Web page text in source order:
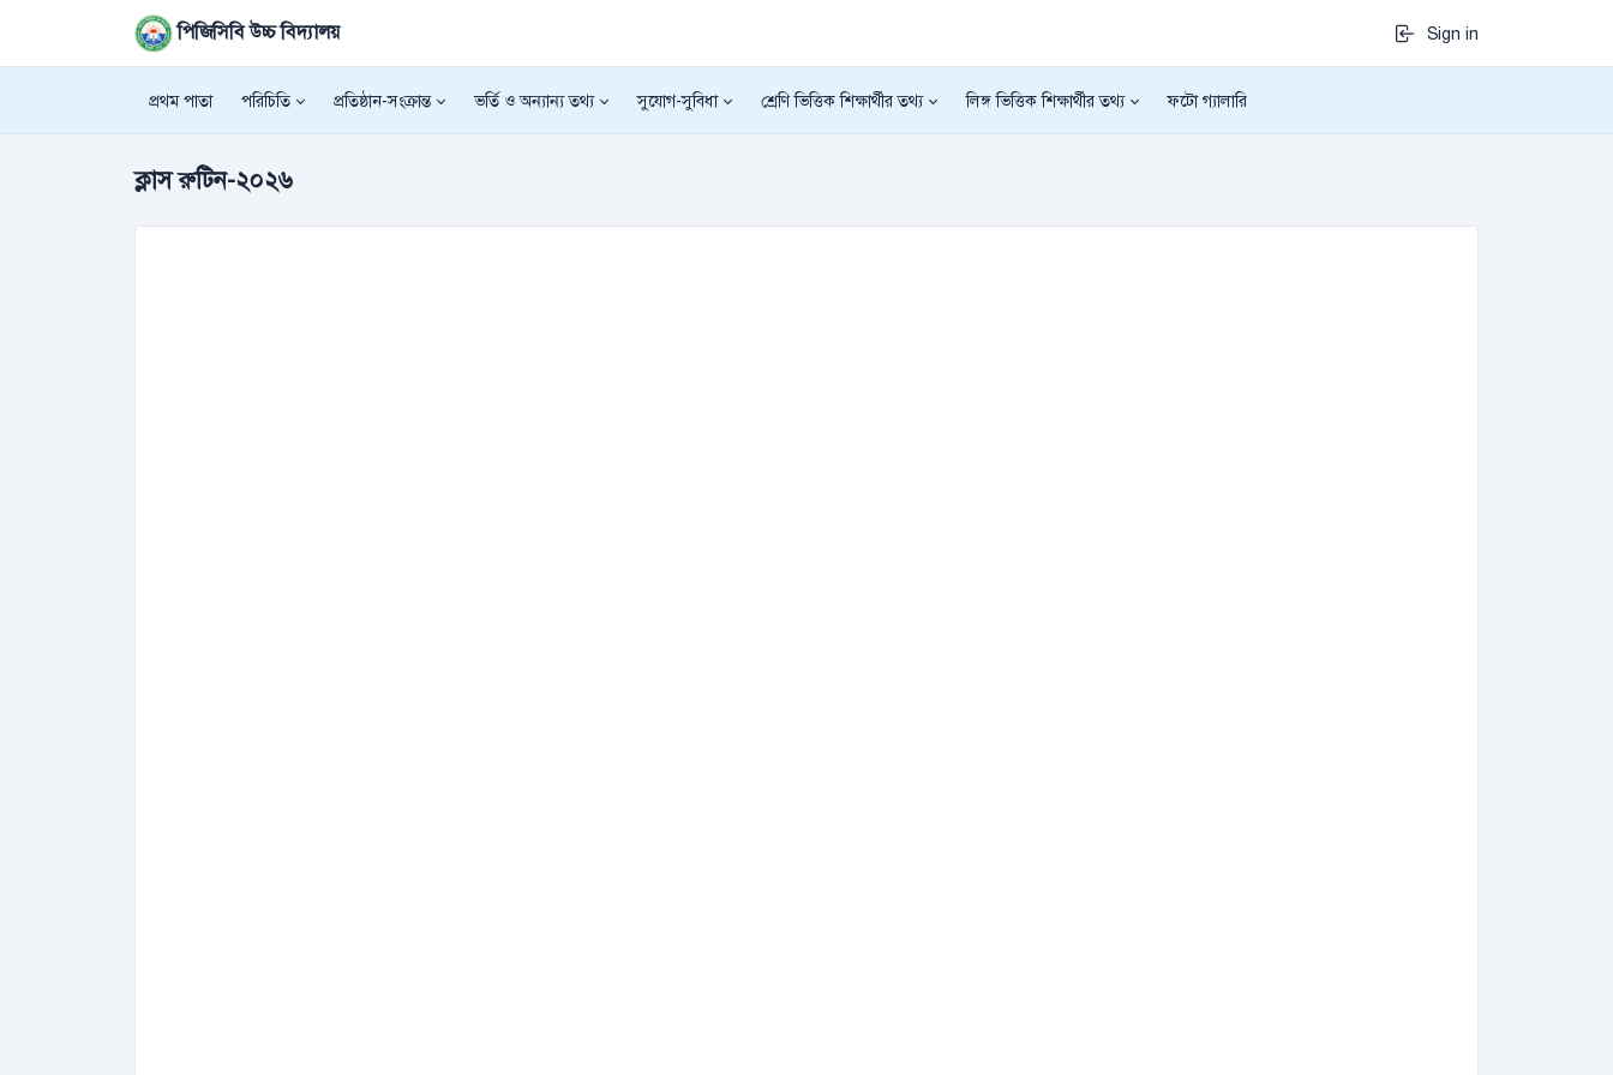
পিজিসিবি উচ্চ বিদ্যালয় Sign in
প্রথম পাতা পরিচিতি প্রতিষ্ঠান-সংক্রান্ত ভর্তি ও অন্যান্য তথ্য সুযোগ-সুবিধা শ্রেণি ভিত্তিক শিক্ষার্থীর তথ্য লিঙ্গ ভিত্তিক শিক্ষার্থীর তথ্য ফটো গ্যালারি
ক্লাস রুটিন-২০২৬